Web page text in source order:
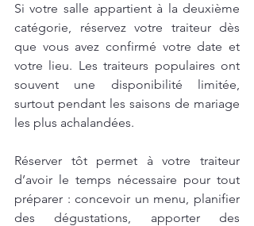
Si votre salle appartient à la deuxième
catégorie, réservez votre traiteur dès
que vous avez confirmé votre date et
votre lieu. Les traiteurs populaires ont
souvent une disponibilité limitée,
surtout pendant les saisons de mariage
les plus achalandées.
Réserver tôt permet à votre traiteur
d’avoir le temps nécessaire pour tout
préparer : concevoir un menu, planifier
des dégustations, apporter des